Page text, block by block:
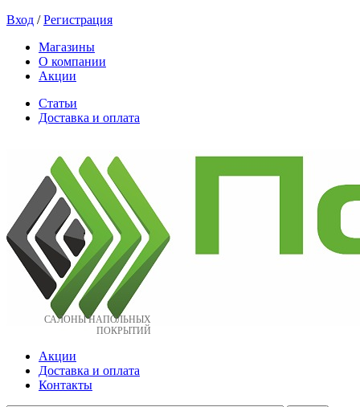
Вход /Регистрация
Магазины
О компании
Акции
Статьи
Доставка и оплата
САЛОНЫ НАПОЛЬНЫХ
ПОКРЫТИЙ
Акции
Доставка и оплата
Контакты